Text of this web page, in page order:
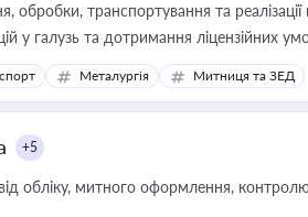
обробки, транспортування та
у галузь та дотримання ліцензійних
Металургія Митниця та ЗЕД
+5
обліку, митного оформлення, контролю